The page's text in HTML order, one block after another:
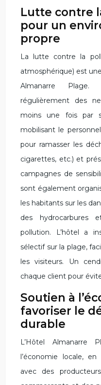
Lutte contre
pour un
propre
La lutte contre la
atmosphérique) est
Almanarre Plage.
régulièrement des
moins une fois par
mobilisant le
pour ramasser les
cigarettes, etc.) et
campagnes de
sont également
les habitants sur les
des hydrocarbures
pollution. L’hôtel a
sélectif sur la plage,
les visiteurs. Un
chaque client pour
Soutien à
favoriser le
durable
L’Hôtel Almanarre
l’économie locale,
avec des